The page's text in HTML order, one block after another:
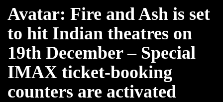
Avatar: Fire and Ash is set
to hit Indian theatres on
19th December – Special
IMAX ticket-booking
counters are activated